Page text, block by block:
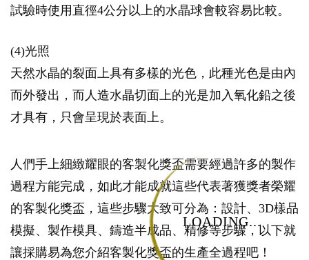
LOADING...
試驗時使用直徑4公分以上的水晶球會較容易比較。
(4)光照
天然水晶的裂面上具有多樣的光色，此種光色是由內
而外發出，而人造水晶切面上的光是加入氧化鉛之後
才具有，只會呈現於表面上。
人們手上細緻耀眼的客製化獎盃需要經過許多的製作
過程方能完成，如此才能成就這些代表著獲獎者榮耀
的客製化獎盃，這些步驟大致可分為：設計、3D樣品
模擬、製作模具、鑄造半成品、精修等步驟，以下就
讓採購易為您介紹客製化獎盃的生產全過程吧！